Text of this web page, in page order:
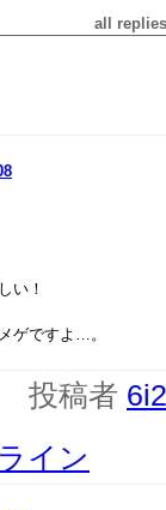
all
い！
ゲですよ…。
投稿者
イン